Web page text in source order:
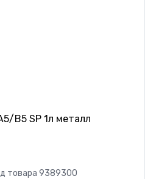
B5 SP 1л металл
товара 9389300